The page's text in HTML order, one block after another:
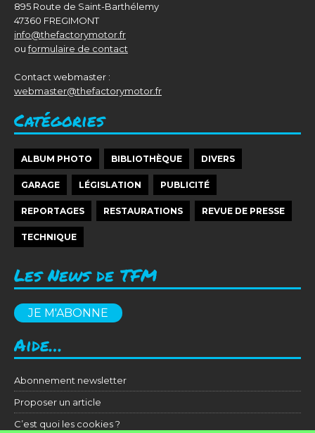
895 Route de Saint-Barthélemy
47360 FREGIMONT
info@thefactorymotor.fr
ouformulaire de contact
Contact webmaster :
webmaster@thefactorymotor.fr
Catégories
ALBUM PHOTO BIBLIOTHÈQUE DIVERS
GARAGE LÉGISLATION PUBLICITÉ
REPORTAGES RESTAURATIONS REVUE DE PRESSE
TECHNIQUE
Les News de TFM
JE M'ABONNE
Aide…
Abonnement newsletter
Proposer un article
C’est quoi les cookies ?